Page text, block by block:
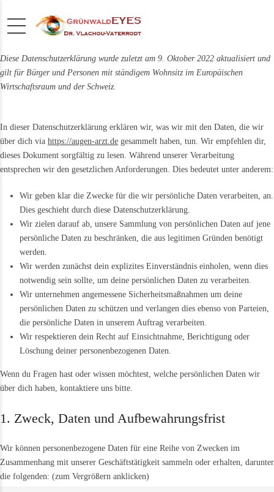
Diese Datenschutzerklärung wurde zuletzt am 9. Oktober 2022 aktualisiert und
gilt für Bürger und Personen mit ständigem Wohnsitz im Europäischen
Wirtschaftsraum und der Schweiz.
In dieser Datenschutzerklärung erklären wir, was wir mit den Daten, die wir
über dich via https://augen-arzt.de gesammelt haben, tun. Wir empfehlen dir,
dieses Dokument sorgfältig zu lesen. Während unserer Verarbeitung
entsprechen wir den gesetzlichen Anforderungen. Dies bedeutet unter anderem:
Wir geben klar die Zwecke für die wir persönliche Daten verarbeiten, an.
Dies geschieht durch diese Datenschutzerklärung.
Wir zielen darauf ab, unsere Sammlung von persönlichen Daten auf jene
persönliche Daten zu beschränken, die aus legitimen Gründen benötigt
werden.
Wir werden zunächst dein explizites Einverständnis einholen, wenn dies
notwendig sein sollte, um deine persönlichen Daten zu verarbeiten.
Wir unternehmen angemessene Sicherheitsmaßnahmen um deine
persönlichen Daten zu schützen und verlangen dies ebenso von Parteien,
die persönliche Daten in unserem Auftrag verarbeiten.
Wir respektieren dein Recht auf Einsichtnahme, Berichtigung oder
Löschung deiner personenbezogenen Daten.
Wenn du Fragen hast oder wissen möchtest, welche persönlichen Daten wir
über dich haben, kontaktiere uns bitte.
1. Zweck, Daten und Aufbewahrungsfrist
Wir können personenbezogene Daten für eine Reihe von Zwecken im
Zusammenhang mit unserer Geschäftstätigkeit sammeln oder erhalten, darunter
die folgenden: (zum Vergrößern anklicken)